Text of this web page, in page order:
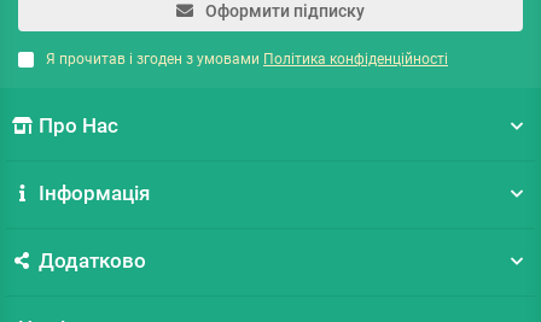
Оформити підписку
Я прочитав і згоден з умовами Політика конфіденційності
Про Нас
Інформація
Додатково